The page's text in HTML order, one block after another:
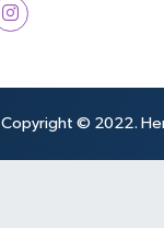
Copyright © 2022. Her